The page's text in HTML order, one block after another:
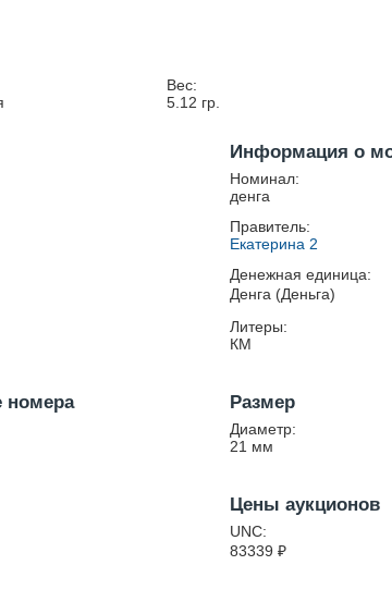
Вес:
5.12 гр.
Информация о
Номинал:
денга
Правитель:
Екатерина 2
Денежная единица:
Денга (Деньга)
Литеры:
КМ
номера Размер
Диаметр:
21 мм
Цены аукционов
UNC:
83339 ₽